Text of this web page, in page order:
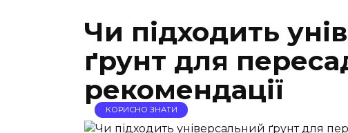
Чи підходить
ґрунт для
рекомендації
КОРИСНО ЗНАТИ